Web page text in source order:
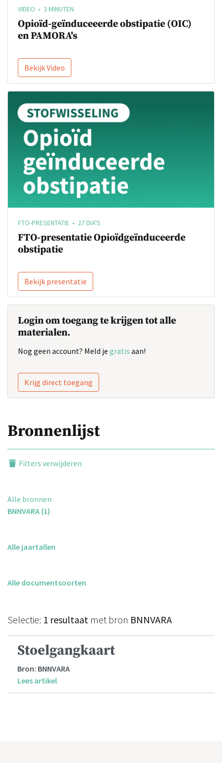
VIDEO • 3 MINUTEN
Opioïd-geïnduceeerde obstipatie (OIC)
en PAMORA's
Bekijk Video
FTO-PRESENTATIE • 27 DIA'S
FTO-presentatie Opioïdgeïnduceerde
obstipatie
Bekijk presentatie
Login om toegang te krijgen tot alle
materialen.
Nog geen account? Meld je gratis aan!
Krijg direct toegang
Bronnenlijst
Filters verwijderen
Alle bronnen
BNNVARA (1)
Alle jaartallen
Alle documentsoorten
Selectie: 1 resultaat met bron BNNVARA
Stoelgangkaart
Bron: BNNVARA
Lees artikel